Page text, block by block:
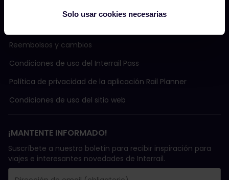
Solo usar cookies necesarias
Reembolsos y cambios
Condiciones de uso del Interrail Pass
Política de privacidad de la aplicación Rail Planner
Condiciones de uso del sitio web
¡MANTENTE INFORMADO!
Suscríbete a nuestro boletín para recibir inspiración para
viajes e interesantes novedades de Interrail.